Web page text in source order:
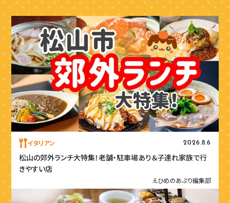
イタリアン 2026.8.6
松山の郊外ランチ大特集！老舗・駐車場あり＆子連れ家族で行
きやすい店
えひめのあぷり編集部